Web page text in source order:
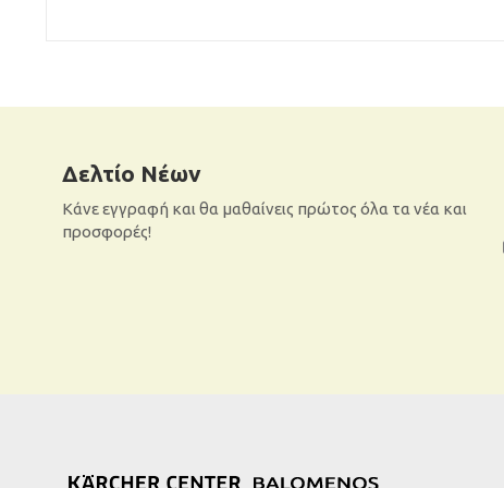
Δελτίο Νέων
Κάνε εγγραφή και θα μαθαίνεις πρώτος όλα τα νέα και
προσφορές!